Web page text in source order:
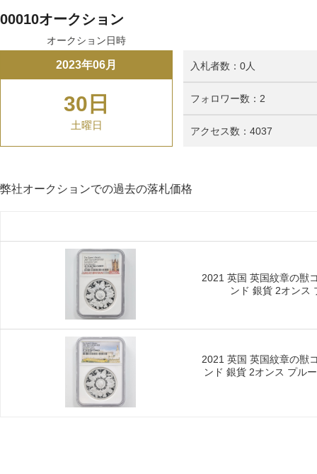
00010オークション
オークション日時
2023年06月
30日
土曜日
入札者数：0人
フォロワー数：2
アクセス数：4037
弊社オークションでの過去の落札価格
2021 英国 英国紋章の獣
ンド 銀貨 2オンス
2021 英国 英国紋章の獣
ンド 銀貨 2オンス プル